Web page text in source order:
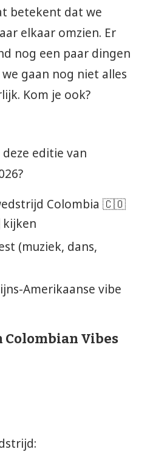
betekent dat we
elkaar omzien. Er
nog een paar dingen
gaan nog niet alles
Kom je ook?
editie van
Colombia 🇨🇴
(muziek, dans,
Amerikaanse vibe
Colombian Vibes